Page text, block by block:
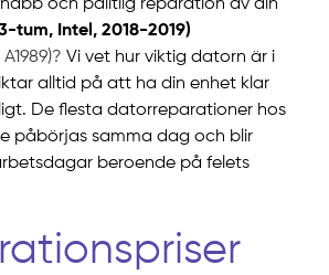
och pålitlig reparation av din
tum, Intel, 2018-2019)
A1989)? Vi vet hur viktig datorn är i
alltid på att ha din enhet klar
De flesta datorreparationer hos
påbörjas samma dag och blir
beroende på felets